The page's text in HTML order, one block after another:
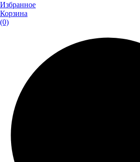
Избранное
Корзина
(0)